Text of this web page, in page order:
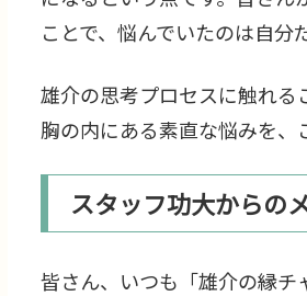
ことで、悩んでいたのは自分
雄介の思考プロセスに触れる
胸の内にある素直な悩みを、
スタッフ功大からの
皆さん、いつも「雄介の縁